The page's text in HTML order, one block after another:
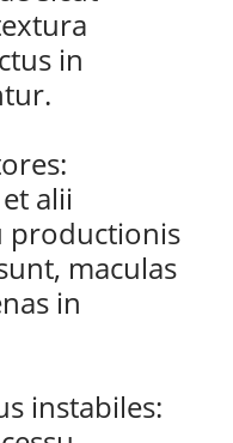
in
alii
productionis
maculas
in
instabiles: